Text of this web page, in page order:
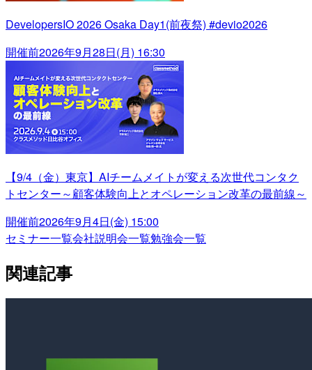
DevelopersIO 2026 Osaka Day1(前夜祭) #devio2026
開催前2026年9月28日(月) 16:30
【9/4（金）東京】AIチームメイトが変える次世代コンタク
トセンター～顧客体験向上とオペレーション改革の最前線～
開催前2026年9月4日(金) 15:00
セミナー一覧会社説明会一覧勉強会一覧
関連記事